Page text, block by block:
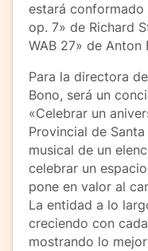
estará
op. 7» de Richard
WAB 27» de Anton
Para la directora
Bono, será un
«Celebrar un
Provincial de
musical de un
celebrar un
pone en valor al
La entidad a lo
creciendo con
mostrando lo